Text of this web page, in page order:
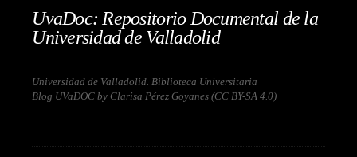
UvaDoc: Repositorio Documental de la
Universidad de Valladolid
Universidad de Valladolid. Biblioteca Universitaria
Blog UVaDOC by Clarisa Pérez Goyanes (CC BY-SA 4.0)